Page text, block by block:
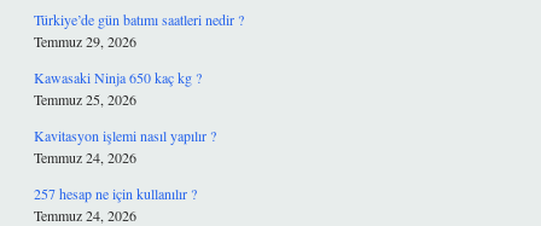
Türkiye’de gün batımı saatleri nedir ?
Temmuz 29, 2026
Kawasaki Ninja 650 kaç kg ?
Temmuz 25, 2026
Kavitasyon işlemi nasıl yapılır ?
Temmuz 24, 2026
257 hesap ne için kullanılır ?
Temmuz 24, 2026